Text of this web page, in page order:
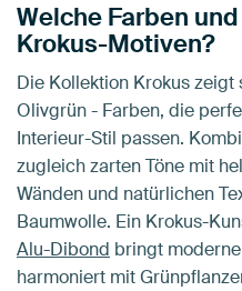
Welche Farben
Krokus-Motiven?
Die Kollektion Krokus zeigt
Olivgrün - Farben, die
Interieur-Stil passen.
zugleich zarten Töne mit
Wänden und natürlichen
Baumwolle. Ein Krokus-
Alu-Dibond bringt
harmoniert mit